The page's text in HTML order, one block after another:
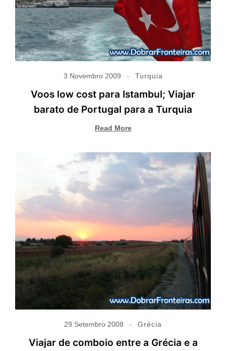
3 Novembro 2009 Turquia
Voos low cost para Istambul; Viajar
barato de Portugal para a Turquia
Read More
29 Setembro 2008 Grécia
Viajar de comboio entre a Grécia e a